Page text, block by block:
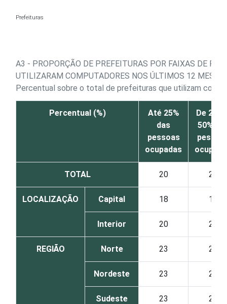
Prefeituras
A3 - PROPORÇÃO DE PREFEITURAS POR FAIXAS DE
UTILIZARAM COMPUTADORES NOS ÚLTIMOS 12 MESES
Percentual sobre o total de prefeituras que utilizam
Percentual (%)
Até 25%
das
pessoas
ocupadas
De 26%
50%
TOTAL 20 27
LOCALIZAÇÃO Capital 18 16
Interior 20 27
REGIÃO Norte 23 22
Nordeste 23 25
Sudeste 23 29